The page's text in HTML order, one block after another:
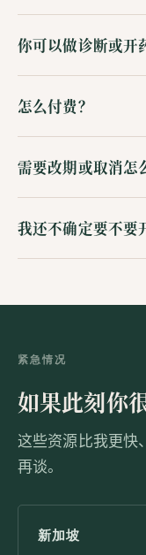
你可以做诊断或开
怎么付费？
需要改期或取消怎
我还不确定要不要
紧急情况
如果此刻你
这些资源比我更快
再谈。
新加坡